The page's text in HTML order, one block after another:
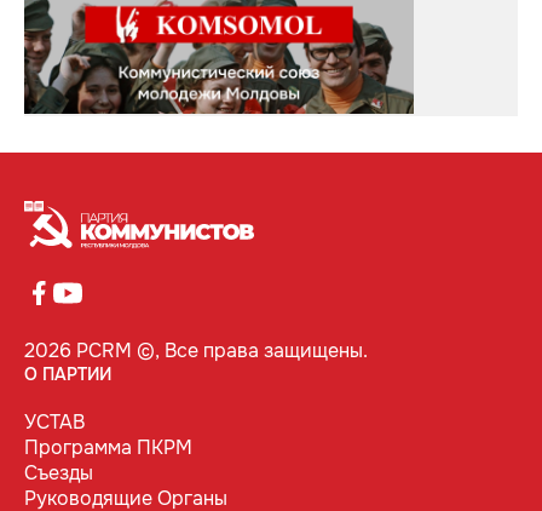
2026 PCRM ©, Все права защищены.
О ПАРТИИ
УСТАВ
Программа ПКРМ
Съезды
Руководящие Органы